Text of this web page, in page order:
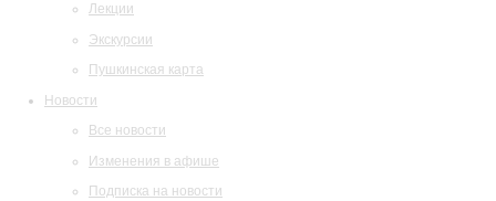
Лекции
Экскурсии
Пушкинская карта
Новости
Все новости
Изменения в афише
Подписка на новости